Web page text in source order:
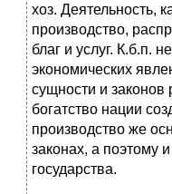
хоз. Деятельность,
производство,
благ и услуг. К.б.п.
экономических
сущности и
богатство нации
производство же
законах, а поэтому
государства.